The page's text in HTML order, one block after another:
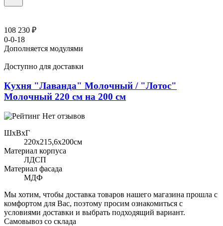
108 230 ₽
0-0-18
Дополняется модулями
Доступно для доставки
Кухня "Лаванда" Молочный / "Лотос"
Молочный 220 см на 200 см
Нет отзывов
ШхВхГ
220x215,6х200см
Материал корпуса
ЛДСП
Материал фасада
МДФ
Мы хотим, чтобы доставка товаров нашего магазина прошла с
комфортом для Вас, поэтому просим ознакомиться с
условиями доставки и выбрать подходящий вариант.
Самовывоз со склада